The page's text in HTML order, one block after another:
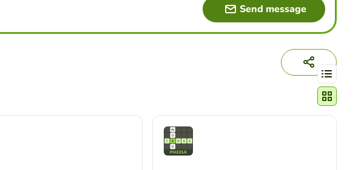
Send message
Change